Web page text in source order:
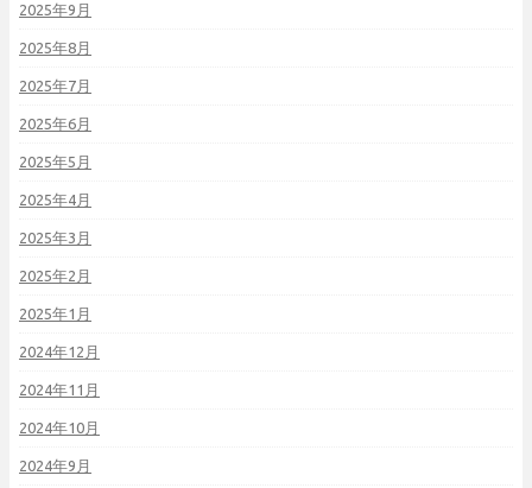
2025年9月
2025年8月
2025年7月
2025年6月
2025年5月
2025年4月
2025年3月
2025年2月
2025年1月
2024年12月
2024年11月
2024年10月
2024年9月